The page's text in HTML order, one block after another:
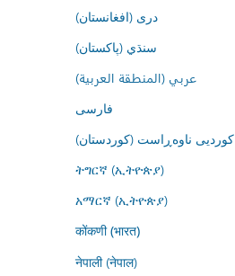
درى (افغانستان)
سنڌي (پاکستان)
عربي (المنطقة العربية)
فارسى
کوردیی ناوەڕاست (کوردستان)
ትግርኛ (ኢትዮጵያ)
አማርኛ (ኢትዮጵያ)
कोंकणी (भारत)
नेपाली (नेपाल)